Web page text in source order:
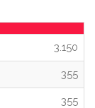
3.150
355
355